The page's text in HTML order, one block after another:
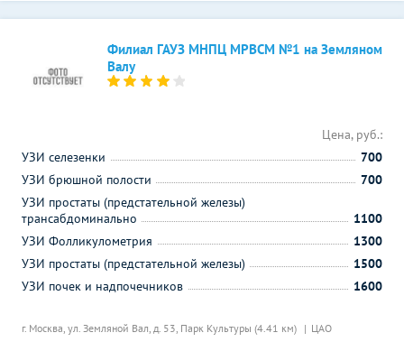
Филиал ГАУЗ МНПЦ МРВСМ №1 на Земляном
Валу
г. Москва, ул. Земляной Вал, д. 53, Парк Культуры (4.41 км) ЦАО
Цена, руб.:
УЗИ селезенки
700
УЗИ брюшной полости
700
УЗИ простаты (предстательной железы)
трансабдоминально
1100
УЗИ Фолликулометрия
1300
УЗИ простаты (предстательной железы)
1500
УЗИ почек и надпочечников
1600